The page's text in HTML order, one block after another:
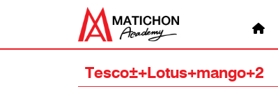
Tesco+-+Lotus+mango+2